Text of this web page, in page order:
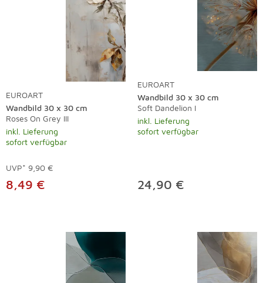
EUROART
Wandbild 30 x 30 cm
Roses On Grey III
inkl. Lieferung
sofort verfügbar
UVP* 9,90 €
8,49 €
EUROART
Wandbild 30 x 30 cm
Soft Dandelion I
inkl. Lieferung
sofort verfügbar
24,90 €